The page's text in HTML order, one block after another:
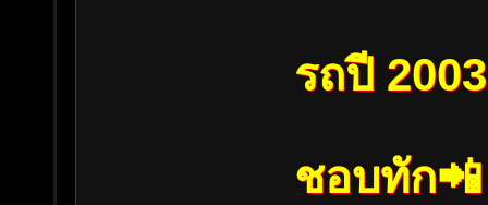
รถปี 2003
ชอบทัก